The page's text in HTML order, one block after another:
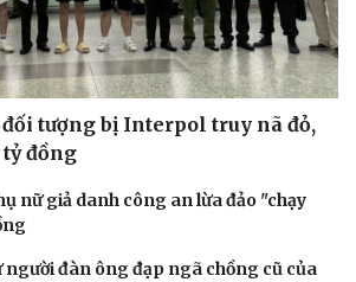
tượng bị Interpol truy nã đỏ,
tỷ đồng
nữ giả danh công an lừa đảo "chạy
người đàn ông đạp ngã chồng cũ của